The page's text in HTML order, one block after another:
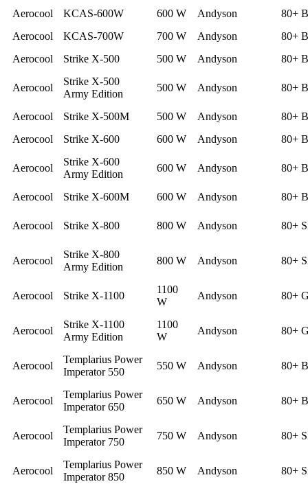
Aerocool KCAS-600W 600 W Andyson
80+
Aerocool
KCAS-700W 700 W Andyson
80+
Aerocool
Strike X-500 500 W Andyson 80+
Aerocool
Strike X-500
Army Edition
500 W Andyson 80+
Aerocool Strike X-500M 500 W Andyson
80+
Aerocool
Strike X-600 600 W Andyson 80+
Aerocool
Strike X-600
Army Edition
600 W Andyson 80+
Aerocool Strike X-600M 600 W Andyson 80+
Aerocool Strike X-800 800 W Andyson 80+
Aerocool
Strike X-800
Army Edition
800 W Andyson 80+
Aerocool Strike X-1100
1100
W
Andyson 80+
Aerocool
Strike X-1100
Army Edition
1100
W
Andyson 80+
Aerocool
Templarius Power
Imperator 550
550 W Andyson 80+
Aerocool
Templarius Power
Imperator 650
650 W Andyson 80+
Aerocool
Templarius Power
Imperator 750
750 W Andyson 80+
Aerocool
Templarius Power
Imperator 850
850 W Andyson 80+